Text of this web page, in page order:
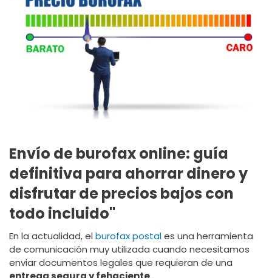
Envío de burofax online: guía
definitiva para ahorrar dinero y
disfrutar de precios bajos con
todo incluido"
En la actualidad, el burofax postales una herramienta
de comunicación muy utilizada cuando necesitamos
enviar documentos legales que requieran de una